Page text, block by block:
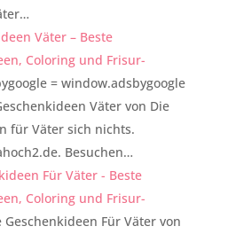
Väter – Beste
Coloring und Frisur-
= window.adsbygoogle
Väter von Die
für Väter sich nichts.
Besuchen…
Für Väter - Beste
Coloring und Frisur-
Für Väter von